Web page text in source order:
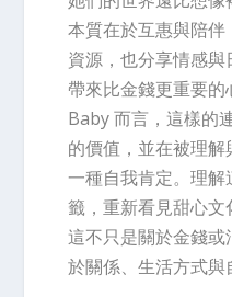
本質在於互惠與陪
資源，也分享情感
帶來比金錢更重要
Baby 而言，這樣的
的價值，並在被理
一種自我肯定。理
籤，重新看見甜心
這不只是關於金錢
於關係、生活方式與